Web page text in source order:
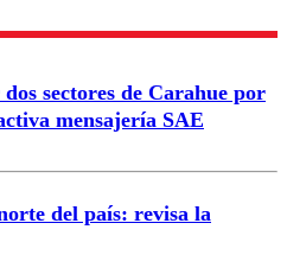
sectores de Carahue por
mensajería SAE
del país: revisa la